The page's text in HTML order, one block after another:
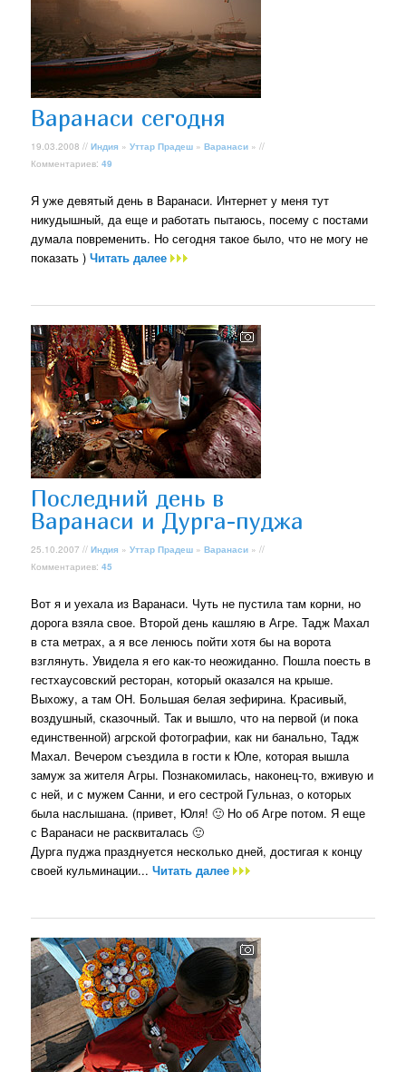
Варанаси сегодня
19.03.2008 //Индия »Уттар Прадеш »Варанаси » //
Комментариев:49
Я уже девятый день в Варанаси. Интернет у меня тут
никудышный, да еще и работать пытаюсь, посему с постами
думала повременить. Но сегодня такое было, что не могу не
показать )Читать далее
Последний день в
Варанаси и Дурга-пуджа
25.10.2007 //Индия »Уттар Прадеш »Варанаси » //
Комментариев:45
Вот я и уехала из Варанаси. Чуть не пустила там корни, но
дорога взяла свое. Второй день кашляю в Агре. Тадж Махал
в ста метрах, а я все ленюсь пойти хотя бы на ворота
взглянуть. Увидела я его как-то неожиданно. Пошла поесть в
гестхаусовский ресторан, который оказался на крыше.
Выхожу, а там ОН. Большая белая зефирина. Красивый,
воздушный, сказочный. Так и вышло, что на первой (и пока
единственной) агрской фотографии, как ни банально, Тадж
Махал. Вечером съездила в гости к Юле, которая вышла
замуж за жителя Агры. Познакомилась, наконец-то, вживую и
с ней, и с мужем Санни, и его сестрой Гульназ, о которых
была наслышана. (привет, Юля! 🙂 Но об Агре потом. Я еще
с Варанаси не расквиталась 🙂
Дурга пуджа празднуется несколько дней, достигая к концу
своей кульминации...Читать далее